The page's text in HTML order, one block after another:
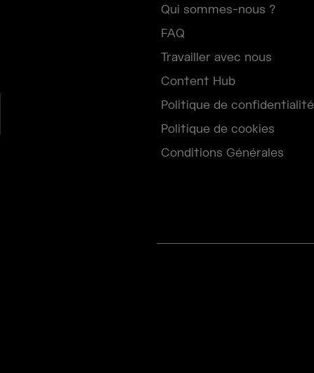
Qui sommes-nous ?
FAQ
Travailler avec nous
Content Hub
Politique de confidentialité
Politique de cookies
Conditions Générales